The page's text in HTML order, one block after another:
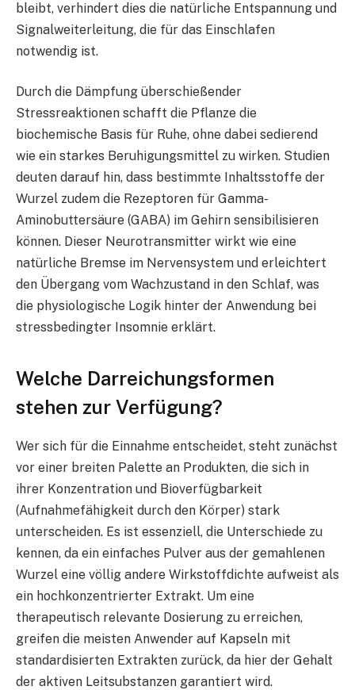
bleibt, verhindert dies die natürliche Entspannung und
Signalweiterleitung, die für das Einschlafen
notwendig ist.
Durch die Dämpfung überschießender
Stressreaktionen schafft die Pflanze die
biochemische Basis für Ruhe, ohne dabei sedierend
wie ein starkes Beruhigungsmittel zu wirken. Studien
deuten darauf hin, dass bestimmte Inhaltsstoffe der
Wurzel zudem die Rezeptoren für Gamma-
Aminobuttersäure (GABA) im Gehirn sensibilisieren
können. Dieser Neurotransmitter wirkt wie eine
natürliche Bremse im Nervensystem und erleichtert
den Übergang vom Wachzustand in den Schlaf, was
die physiologische Logik hinter der Anwendung bei
stressbedingter Insomnie erklärt.
Welche Darreichungsformen
stehen zur Verfügung?
Wer sich für die Einnahme entscheidet, steht zunächst
vor einer breiten Palette an Produkten, die sich in
ihrer Konzentration und Bioverfügbarkeit
(Aufnahmefähigkeit durch den Körper) stark
unterscheiden. Es ist essenziell, die Unterschiede zu
kennen, da ein einfaches Pulver aus der gemahlenen
Wurzel eine völlig andere Wirkstoffdichte aufweist als
ein hochkonzentrierter Extrakt. Um eine
therapeutisch relevante Dosierung zu erreichen,
greifen die meisten Anwender auf Kapseln mit
standardisierten Extrakten zurück, da hier der Gehalt
der aktiven Leitsubstanzen garantiert wird.